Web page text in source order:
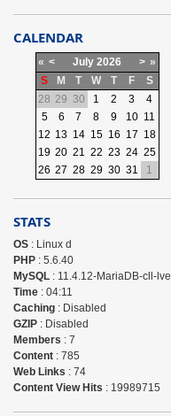
CALENDAR
« < July 2026 > »
S
M T W T F
S
28 29 30 1 2 3
4
5
6 7 8 9 10 11
12 13 14 15 16 17 18
19 20 21 22 23 24 25
26 27 28 29 30 31 1
STATS
OS: Linux d
PHP: 5.6.40
MySQL: 11.4.12-MariaDB-cll-lve
Time: 04:11
Caching: Disabled
GZIP: Disabled
Members : 7
Content: 785
Web Links : 74
Content View Hits : 19989715